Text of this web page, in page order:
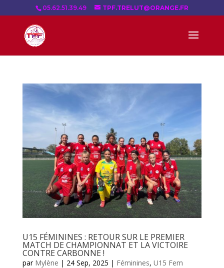
05.62.51.39.49 TPF.TRELUT@ORANGE.FR
U15 FÉMININES : RETOUR SUR LE PREMIER
MATCH DE CHAMPIONNAT ET LA VICTOIRE
CONTRE CARBONNE !
par Mylène | 24 Sep, 2025 | Féminines, U15 Fem